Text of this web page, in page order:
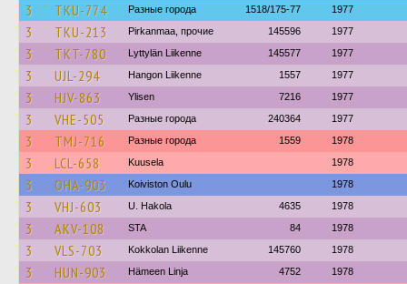
3 TKU-774 Разные города 1518/175-77 1977
3 TKU-213 Pirkanmaa, прочие 145596 1977
3 TKT-780 Lyttylän Liikenne 145577 1977
3 UJL-294 Hangon Liikenne 1557 1977
3 HJV-863 Ylisen 7216 1977
3 VHE-505 Разные города 240364 1977
3 TMJ-716 Разные города 1559 1978
3 LCL-658 Kuusela 1978
3 OHA-903 Koiviston Oulu 1978
3 VHJ-603 U. Hakola 4635 1978
3 AKV-108 STA 84 1978
3 VLS-703 Kokkolan Liikenne 145760 1978
3 HUN-903 Hämeen Linja 4752 1978